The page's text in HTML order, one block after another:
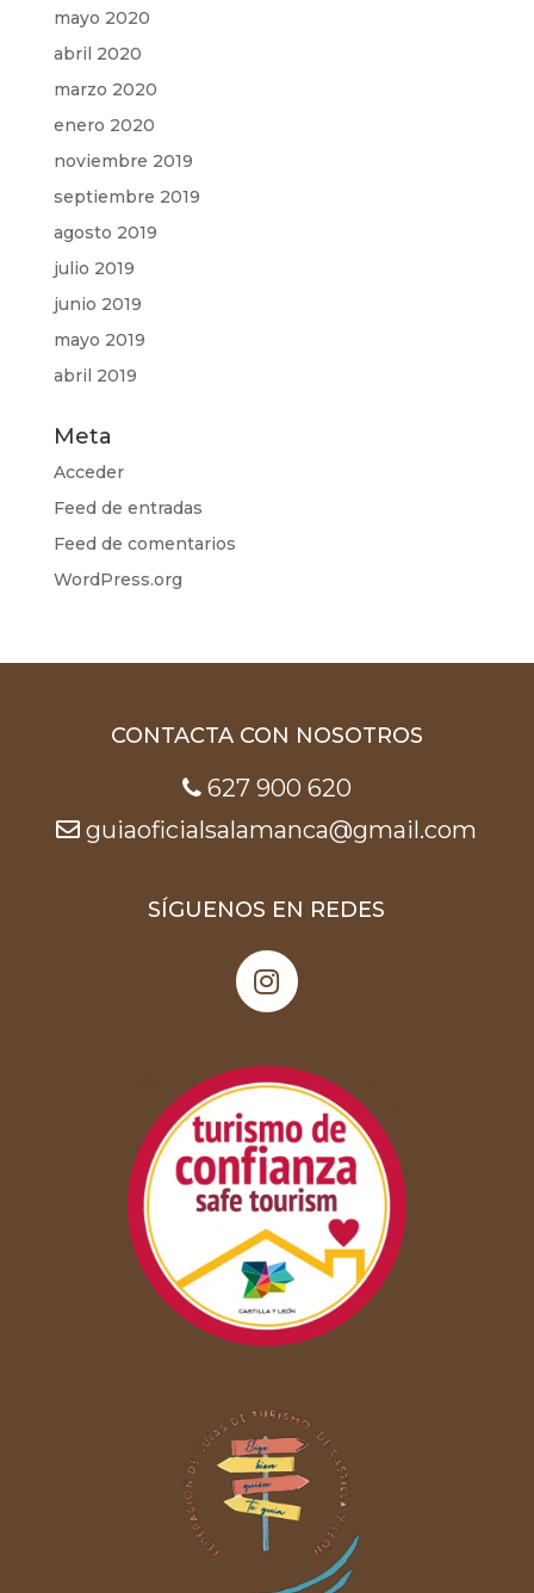
mayo 2020
abril 2020
marzo 2020
enero 2020
noviembre 2019
septiembre 2019
agosto 2019
julio 2019
junio 2019
mayo 2019
abril 2019
Meta
Acceder
Feed de entradas
Feed de comentarios
WordPress.org
CONTACTA CON NOSOTROS
627 900 620
guiaoficialsalamanca@gmail.com
SÍGUENOS EN REDES